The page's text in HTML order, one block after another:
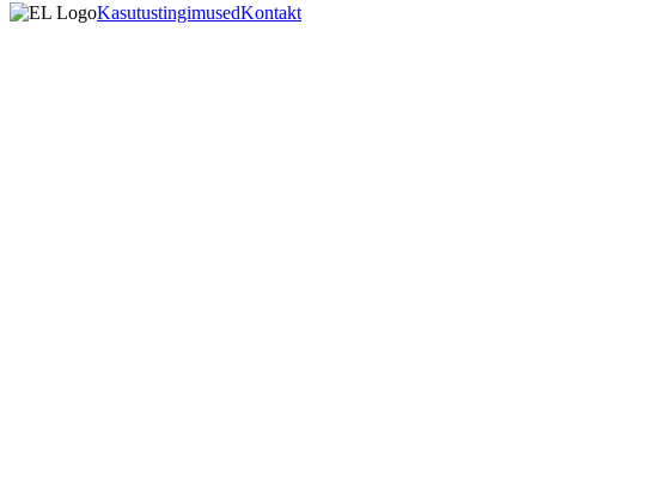
KasutustingimusedKontakt